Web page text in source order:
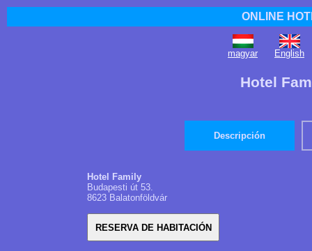
ONLINE
magyar English
Hotel
Descripción
Hotel Family
Budapesti út 53.
8623 Balatonföldvár